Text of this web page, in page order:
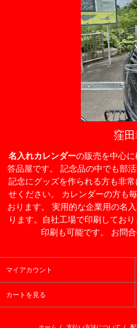
窪
名入れカレンダーの販売を中心
答品屋です。 記念品の中でも部
記念にグッズを作られる方も非
せください。 カレンダーの方も
おります。 実用的な企業用の名
ります。自社工場で印刷してお
印刷も可能です。 お問
マイアカウント
カートを見る